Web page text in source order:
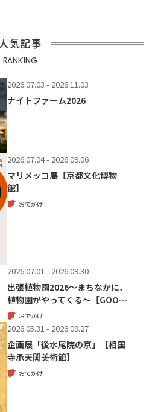
人気記事
RANKING
2026.07.03 - 2026.11.03
ナイトファーム2026
2026.07.04 - 2026.09.06
マリメッコ展【京都文化博物
館】
おでかけ
2026.07.01 - 2026.09.30
出張植物園2026～まちなかに、
植物園がやってくる～【GOO…
おでかけ
2026.05.31 - 2026.09.27
企画展「後水尾院の京」【相国
寺承天閣美術館】
おでかけ